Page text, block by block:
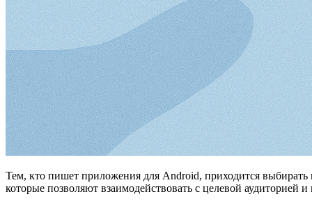
Тем, кто пишет приложения для Android, приходится
которые позволяют взаимодействовать с целевой аудиторией